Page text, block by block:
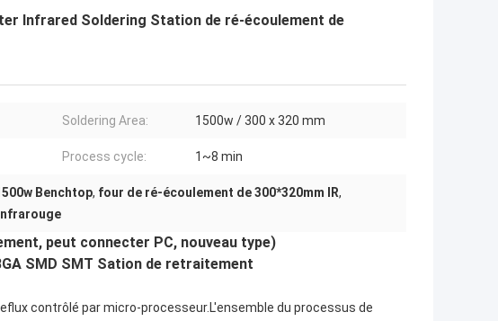
Infrared Soldering Station de ré-écoulement de
Soldering Area: 1500w / 300 x 320 mm
Process cycle: 1~8 min
Benchtop, four de ré-écoulement de 300*320mm IR,
peut connecter PC, nouveau type)
SMD SMT Sation de retraitement
contrôlé par micro-processeur.L'ensemble du processus de